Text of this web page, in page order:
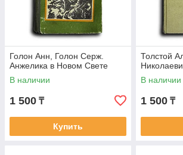
Голон Анн, Голон Серж.
Анжелика в Новом Свете
В наличии
1 500 ₸
Купить
Толстой
В наличии
1 500 ₸